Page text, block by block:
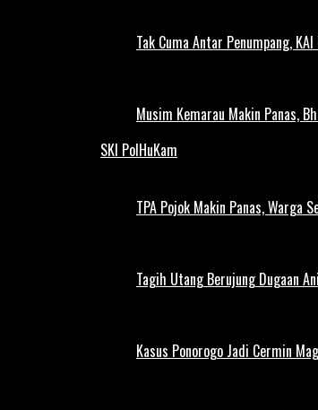
Tak Cuma Antar Penumpang,
Musim Kemarau Makin Panas,
SKI PolHuKam
TPA Pojok Makin Panas, Warga
Tagih Utang Berujung Dugaan
Kasus Ponorogo Jadi Cermin